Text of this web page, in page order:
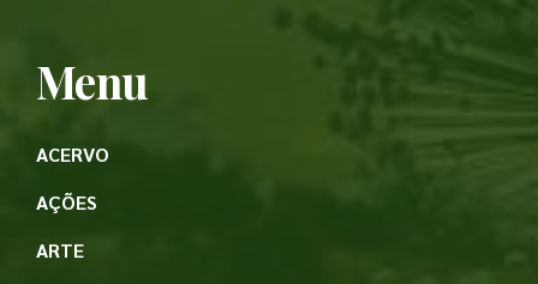
Menu
ACERVO
AÇÕES
ARTE